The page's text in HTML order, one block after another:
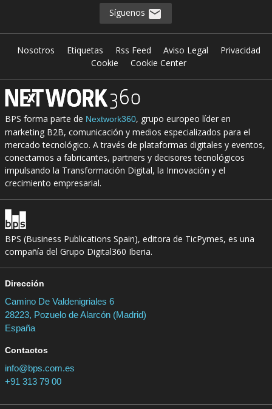
Síguenos
Nosotros Etiquetas Rss Feed Aviso Legal
Privacidad
Cookie
Cookie Center
BPS forma parte de Nextwork360, grupo europeo líder en
marketing B2B, comunicación y medios especializados para el
mercado tecnológico. A través de plataformas digitales y eventos,
conectamos a fabricantes, partners y decisores tecnológicos
impulsando la Transformación Digital, la Innovación y el
crecimiento empresarial.
BPS (Business Publications Spain), editora de TicPymes, es una
compañía del Grupo Digital360 Iberia.
Dirección
Camino De Valdenigriales 6
28223, Pozuelo de Alarcón (Madrid)
España
Contactos
info@bps.com.es
+91 313 79 00